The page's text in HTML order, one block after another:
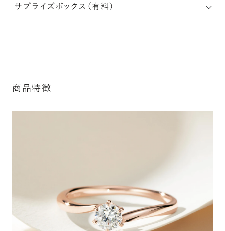
印することができます。注文前だけでなく購入後の刻印も、
リングに初めて施す初回の刻印は、無料にて承ります（デザ
サプライズボックス（有料）
商品特徴